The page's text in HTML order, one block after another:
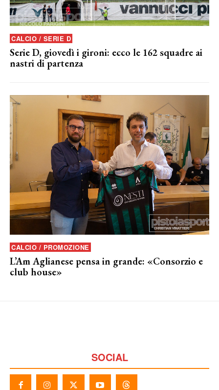
CALCIO / SERIE D
Serie D, giovedì i gironi: ecco le 162 squadre ai
nastri di partenza
CALCIO / PROMOZIONE
L’Am Aglianese pensa in grande: «Consorzio e
club house»
SOCIAL